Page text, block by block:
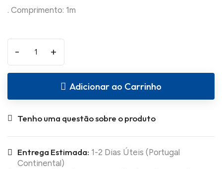
- +
Adicionar ao Carrinho
Tenho uma questão sobre o produto
Entrega Estimada: 1-2 Dias Úteis (Portugal
Continental)